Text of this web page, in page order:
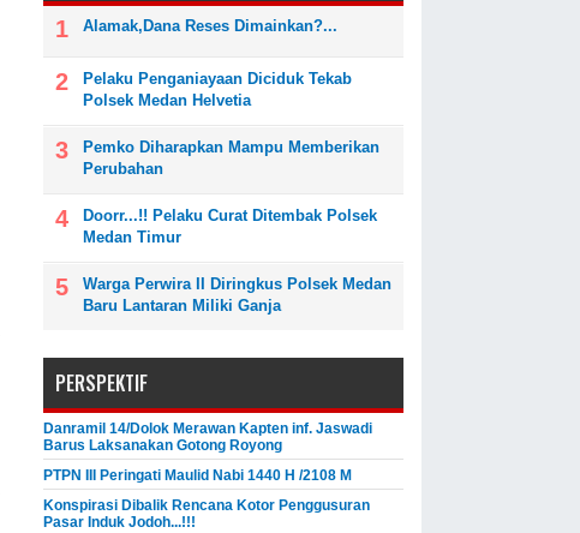
Alamak,Dana Reses Dimainkan?...
Pelaku Penganiayaan Diciduk Tekab
Polsek Medan Helvetia
Pemko Diharapkan Mampu Memberikan
Perubahan
Doorr...!! Pelaku Curat Ditembak Polsek
Medan Timur
Warga Perwira II Diringkus Polsek Medan
Baru Lantaran Miliki Ganja
PERSPEKTIF
Danramil 14/Dolok Merawan Kapten inf. Jaswadi
Barus Laksanakan Gotong Royong
PTPN III Peringati Maulid Nabi 1440 H /2108 M
Konspirasi Dibalik Rencana Kotor Penggusuran
Pasar Induk Jodoh...!!!